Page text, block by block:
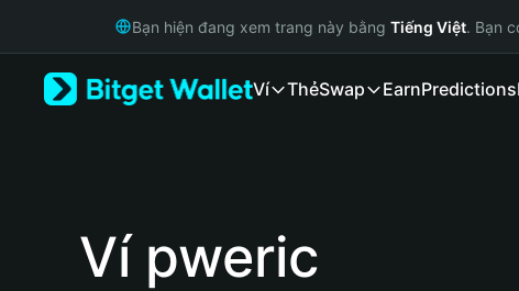
Русский
Bạn hiện đang xem trang này bằng Tiếng Việt. Bạn
Ví ThẻSwap EarnPredictions
Ví pweric